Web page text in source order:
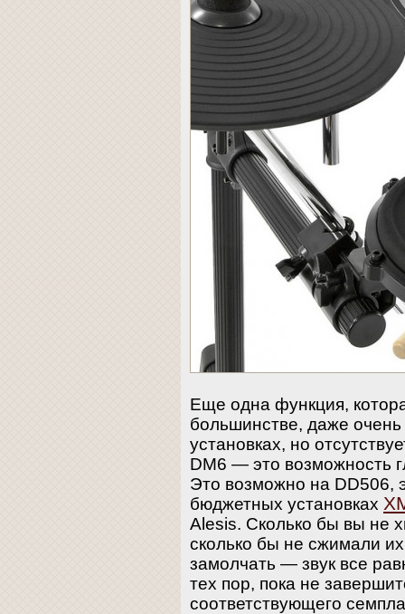
Еще одна функция,
большинстве, даже
установках, но
DM6 — это возможность
Это возможно на DD506,
бюджетных установках
Alesis. Сколько бы вы не
сколько бы не сжимали
замолчать — звук все
тех пор, пока не
соответствующего